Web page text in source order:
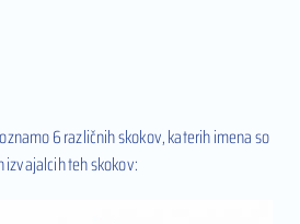
6 različnih skokov, katerih imena so
teh skokov: